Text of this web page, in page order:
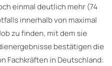
einmal deutlich mehr (74
innerhalb von maximal
zu finden, mit dem sie
bestätigen die
Fachkräften in Deutschland: